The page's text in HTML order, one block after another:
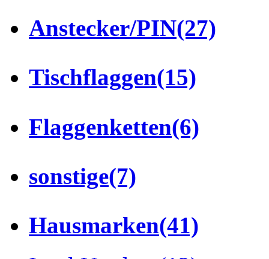
Anstecker/PIN(27)
Tischflaggen(15)
Flaggenketten(6)
sonstige(7)
Hausmarken(41)